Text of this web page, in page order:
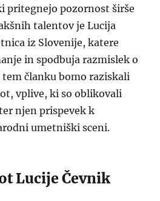
pritegnejo pozornost širše
talentov je Lucija
iz Slovenije, katere
in spodbuja razmislek o
članku bomo raziskali
vplive, ki so oblikovali
njen prispevek k
umetniški sceni.
Lucije Čevnik